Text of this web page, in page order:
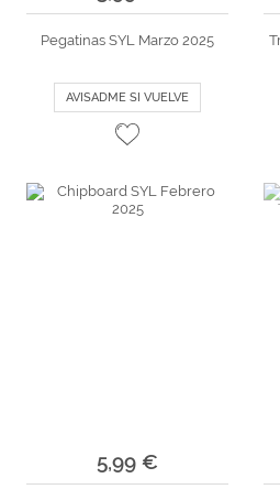
Pegatinas SYL Marzo 2025
AVISADME SI VUELVE
5,99 €